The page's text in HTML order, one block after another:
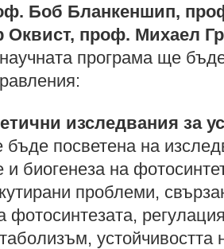
Боб Бланкеншип,
Оквист, проф. Михаел
програма ще
изследвания за
посветена на
и биогенеза на
проблеми,
фотосинтезата,
устойчивостта